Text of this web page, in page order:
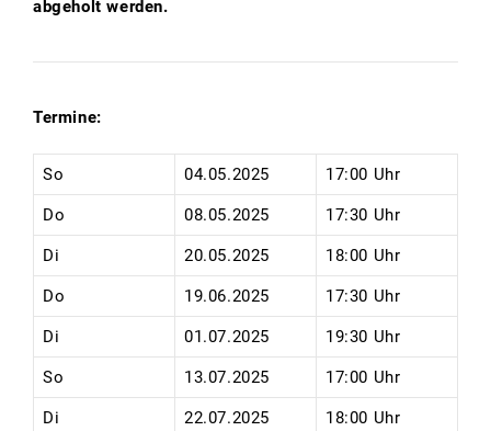
abgeholt werden.
Termine:
So 04.05.2025 17:00 Uhr
Do 08.05.2025 17:30 Uhr
Di 20.05.2025 18:00 Uhr
Do 19.06.2025 17:30 Uhr
Di 01.07.2025 19:30 Uhr
So 13.07.2025 17:00 Uhr
Di 22.07.2025 18:00 Uhr